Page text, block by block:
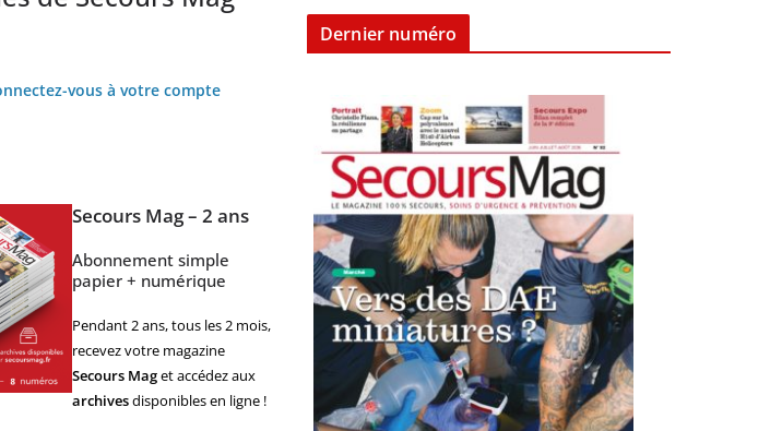
vous à votre compte
Secours Mag – 2 ans
Abonnement simple
papier + numérique
Pendant 2 ans, tous les 2 mois,
recevez votre magazine
Secours Maget accédez aux
archivesdisponibles en ligne !
Dernier numéro